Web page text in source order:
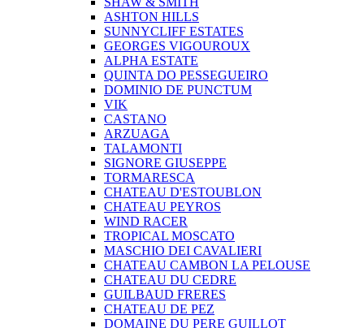
ASHTON HILLS
SUNNYCLIFF ESTATES
GEORGES VIGOUROUX
ALPHA ESTATE
QUINTA DO PESSEGUEIRO
DOMINIO DE PUNCTUM
VIK
CASTANO
ARZUAGA
TALAMONTI
SIGNORE GIUSEPPE
TORMARESCA
CHATEAU D'ESTOUBLON
CHATEAU PEYROS
WIND RACER
TROPICAL MOSCATO
MASCHIO DEI CAVALIERI
CHATEAU CAMBON LA PELOUSE
CHATEAU DU CEDRE
GUILBAUD FRERES
CHATEAU DE PEZ
DOMAINE DU PERE GUILLOT